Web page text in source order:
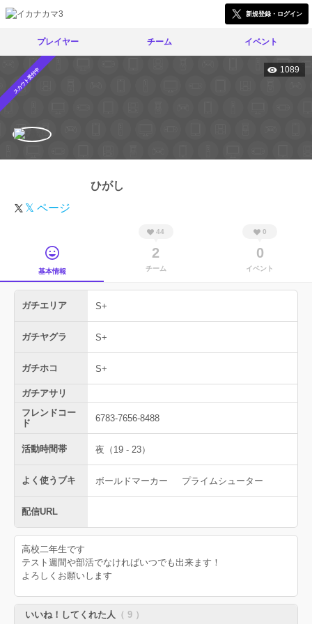
新規登録・ログイン
プレイヤー チーム イベント
スカウト受付中 1089
ひがし
𝕏 ページ
基本情報
44
2
チーム
0
0
イベント
ガチエリア S+
ガチヤグラ S+
ガチホコ S+
ガチアサリ
フレンドコー
ド
6783-7656-8488
活動時間帯 夜（19 - 23）
よく使うブキ ボールドマーカー プライムシューター
配信URL
高校二年生です
テスト週間や部活でなければいつでも出来ます！
よろしくお願いします
いいね！してくれた人 （ 9 ）